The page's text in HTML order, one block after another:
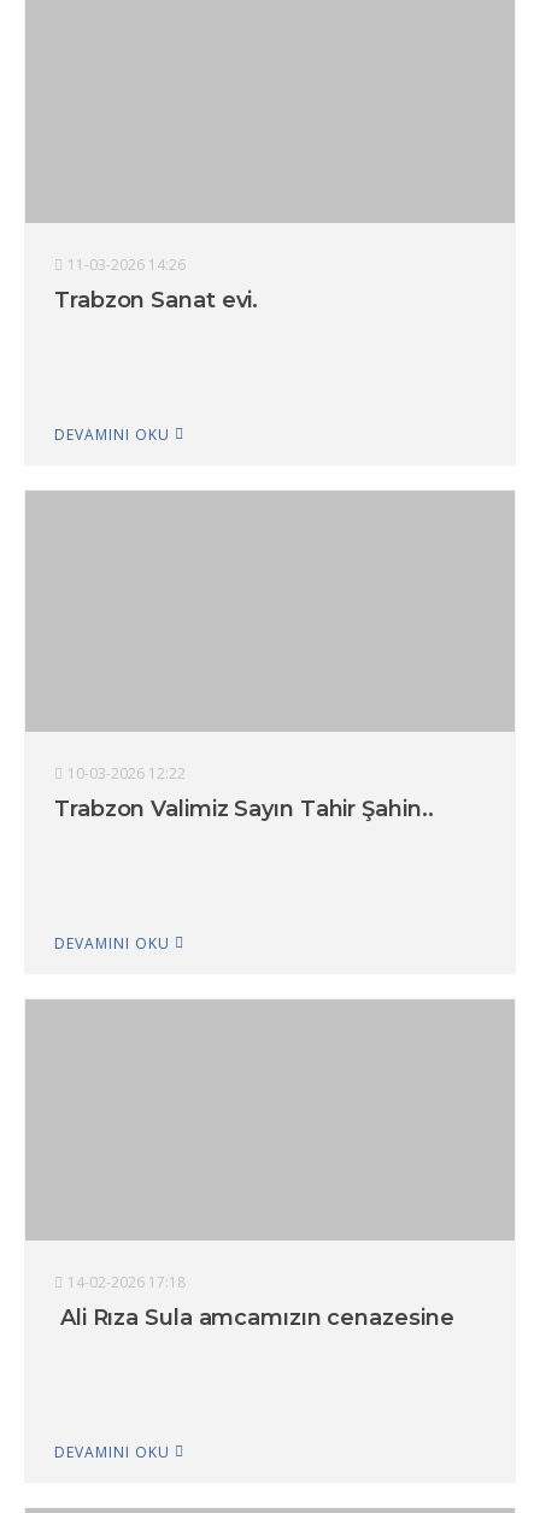
11-03-2026 14:26
Trabzon Sanat evi.
DEVAMINI OKU
10-03-2026 12:22
Trabzon Valimiz Sayın Tahir Şahin..
DEVAMINI OKU
14-02-2026 17:18
Ali Rıza Sula amcamızın cenazesine
DEVAMINI OKU